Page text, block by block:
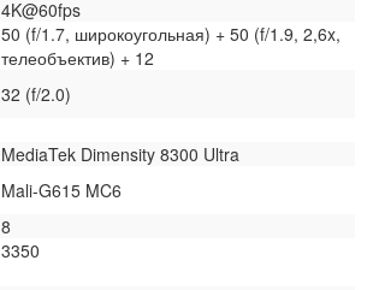
4K@60fps
50 (f/1.7, широкоугольная) + 50 (f/1.9, 2,6x,
телеобъектив) + 12
32 (f/2.0)
MediaTek Dimensity 8300 Ultra
Mali-G615 MC6
8
3350